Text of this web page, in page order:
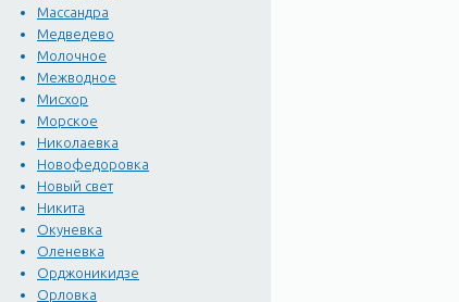
Массандра
Медведево
Молочное
Межводное
Мисхор
Морское
Николаевка
Новофедоровка
Новый свет
Никита
Окуневка
Оленевка
Орджоникидзе
Орловка